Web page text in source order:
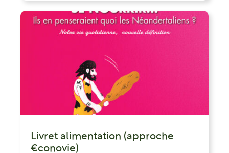
Livret alimentation (approche
€conovie)